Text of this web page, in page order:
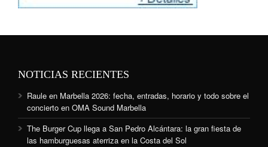
NOTICIAS RECIENTES
Raule en Marbella 2026: fecha, entradas, horario y todo sobre el
concierto en OMA Sound Marbella
The Burger Cup llega a San Pedro Alcántara: la gran fiesta de
las hamburguesas aterriza en la Costa del Sol